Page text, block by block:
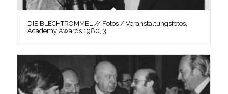
DIE BLECHTROMMEL // Fotos / Veranstaltungsfotos,
Academy Awards 1980, 3